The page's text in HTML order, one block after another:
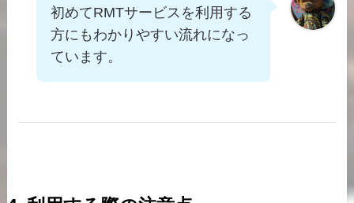
初めてRMTサービスを利用する
方にもわかりやすい流れになっ
ています。